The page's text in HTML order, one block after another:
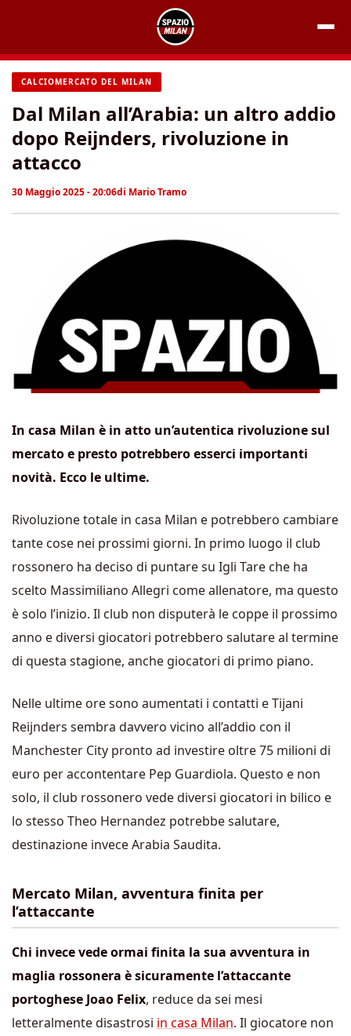
contenuto
CALCIOMERCATO DEL MILAN
Dal Milan all’Arabia: un altro addio
dopo Reijnders, rivoluzione in
attacco
30 Maggio 2025 - 20:06di Mario Tramo
In casa Milan è in atto un’autentica rivoluzione sul
mercato e presto potrebbero esserci importanti
novità. Ecco le ultime.
Rivoluzione totale in casa Milan e potrebbero cambiare
tante cose nei prossimi giorni. In primo luogo il club
rossonero ha deciso di puntare su Igli Tare che ha
scelto Massimiliano Allegri come allenatore, ma questo
è solo l’inizio. Il club non disputerà le coppe il prossimo
anno e diversi giocatori potrebbero salutare al termine
di questa stagione, anche giocatori di primo piano.
Nelle ultime ore sono aumentati i contatti e Tijani
Reijnders sembra davvero vicino all’addio con il
Manchester City pronto ad investire oltre 75 milioni di
euro per accontentare Pep Guardiola. Questo e non
solo, il club rossonero vede diversi giocatori in bilico e
lo stesso Theo Hernandez potrebbe salutare,
destinazione invece Arabia Saudita.
Mercato Milan, avventura finita per
l’attaccante
Chi invece vede ormai finita la sua avventura in
maglia rossonera è sicuramente l’attaccante
portoghese Joao Felix, reduce da sei mesi
letteralmente disastrosi in casa Milan. Il giocatore non